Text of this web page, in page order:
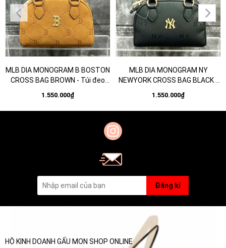
MLB DIA MONOGRAM B BOSTON
CROSS BAG BROWN - Túi đeo
1.550.000₫
MLB DIA MONOGRAM NY
NEWYORK CROSS BAG BLACK -
1.550.000₫
Đăng kí
HỘ KINH DOANH GẤU MON SHOP ONLINE